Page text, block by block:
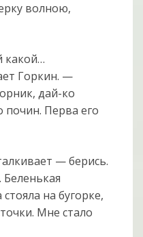
волною,
какой…
Горкин. —
дай-ко
почин. Перва его
— берись.
на бугорке,
Мне стало